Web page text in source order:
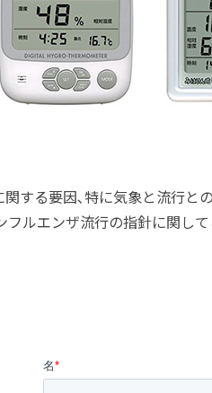
する要因､特に気象と流行と
ルエンザ流行の指針に関し